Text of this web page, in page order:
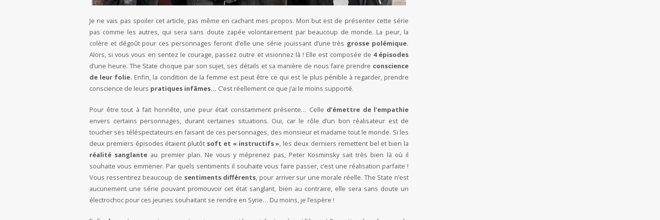
Je ne vais pas spoiler cet article, pas même en cachant mes propos. Mon but est de présenter cette série
pas comme les autres, qui sera sans doute zapée volontairement par beaucoup de monde. La peur, la
colère et dégoût pour ces personnages feront d’elle une série jouissant d’une très grosse polémique.
Alors, si vous vous en sentez le courage, passez outre et visionnez là ! Elle est composée de 4 épisodes
d’une heure. The State choque par son sujet, ses détails et sa manière de nous faire prendre conscience
de leur folie. Enfin, la condition de la femme est peut être ce qui est le plus pénible à regarder, prendre
conscience de leurs pratiques infâmes… C’est réellement ce que j’ai le moins supporté.
Pour être tout à fait honnête, une peur était constamment présente… Celle d’émettre de l’empathie
envers certains personnages, durant certaines situations. Oui, car le rôle d’un bon réalisateur est de
toucher ses téléspectateurs en faisant de ces personnages, des monsieur et madame tout le monde. Si les
deux premiers épisodes étaient plutôt soft et « instructifs », les deux derniers remettent bel et bien la
réalité sanglante au premier plan. Ne vous y méprenez pas, Peter Kosminsky sait très bien là où il
souhaite vous emmener. Par quels sentiments il souhaite vous faire passer, c’est une réalisation parfaite !
Vous ressentirez beaucoup de sentiments différents, pour arriver sur une morale réelle. The State n’est
aucunement une série pouvant promouvoir cet état sanglant, bien au contraire, elle sera sans doute un
électrochoc pour ces jeunes souhaitant se rendre en Syrie… Du moins, je l’espère !